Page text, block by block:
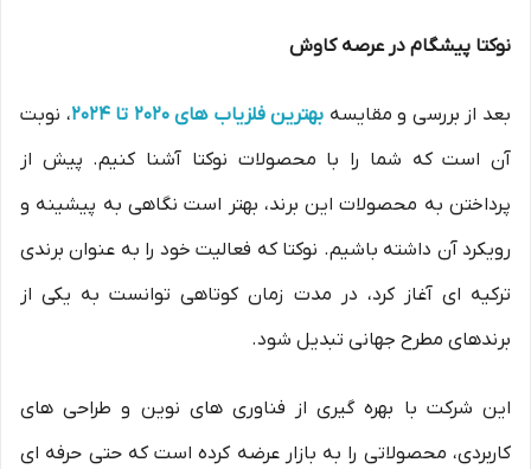
نوکتا پیشگام در عرصه کاوش
بعد از بررسی و مقایسه بهترین فلزیاب‌ های 2020 تا 2024
، نوبت
آن است که شما را با محصولات نوکتا آشنا کنیم. پیش از
پرداختن به محصولات این برند، بهتر است نگاهی به پیشینه و
رویکرد آن داشته باشیم. نوکتا که فعالیت خود را به عنوان برندی
ترکیه ای آغاز کرد، در مدت زمان کوتاهی توانست به یکی از
برندهای مطرح جهانی تبدیل شود.
این شرکت با بهره گیری از فناوری های نوین و طراحی های
کاربردی، محصولاتی را به بازار عرضه کرده است که حتی حرفه ای